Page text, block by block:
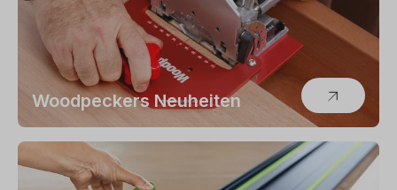
Woodpeckers Neuheiten